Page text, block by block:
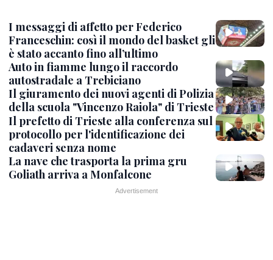
I messaggi di affetto per Federico
Franceschin: così il mondo del basket gli
è stato accanto fino all’ultimo
Auto in fiamme lungo il raccordo
autostradale a Trebiciano
Il giuramento dei nuovi agenti di Polizia
della scuola "Vincenzo Raiola" di Trieste
Il prefetto di Trieste alla conferenza sul
protocollo per l'identificazione dei
cadaveri senza nome
La nave che trasporta la prima gru
Goliath arriva a Monfalcone